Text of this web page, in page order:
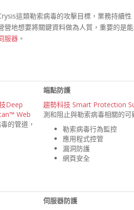
這類勒索病毒的攻擊目標，業務持續
地想要將關鍵資料做為人質，重要的是
服器 。
Deep
Web
的管道，
端點防護
趨勢科技 Smart Protection
測和阻止與勒索病毒相關的可
勒索病毒行為監控
應用程式控管
漏洞防護
網頁安全
伺服器防護